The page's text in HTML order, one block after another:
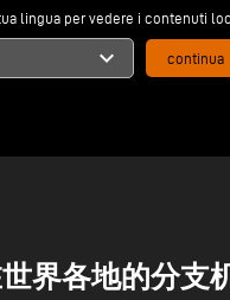
lingua per vedere i contenuti
expand_more
界各地的分支